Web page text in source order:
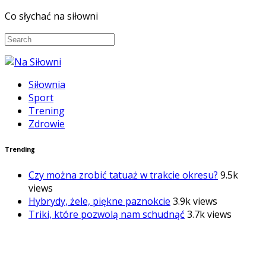
Co słychać na siłowni
Siłownia
Sport
Trening
Zdrowie
Trending
Czy można zrobić tatuaż w trakcie okresu? 9.5k
views
Hybrydy, żele, piękne paznokcie 3.9k views
Triki, które pozwolą nam schudnąć 3.7k views